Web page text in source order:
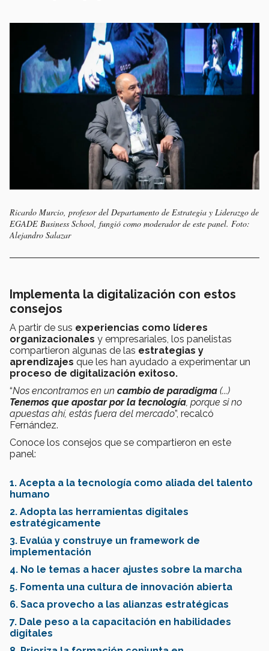
Ricardo Murcio, profesor del Departamento de Estrategia y Liderazgo de
EGADE Business School, fungió como moderador de este panel. Foto:
Alejandro Salazar
Implementa la digitalización con estos
consejos
A partir de sus experiencias como líderes
organizacionales y empresariales, los panelistas
compartieron algunas de las estrategias y
aprendizajes que les han ayudado a experimentar un
proceso de digitalización exitoso.
“Nos encontramos en un cambio de paradigma (...)
Tenemos que apostar por la tecnología, porque si no
apuestas ahí, estás fuera del mercado”, recalcó
Fernández.
Conoce los consejos que se compartieron en este
panel:
1. Acepta a la tecnología como aliada del talento
humano
2. Adopta las herramientas digitales
estratégicamente
3. Evalúa y construye un framework de
implementación
4. No le temas a hacer ajustes sobre la marcha
5. Fomenta una cultura de innovación abierta
6. Saca provecho a las alianzas estratégicas
7. Dale peso a la capacitación en habilidades
digitales